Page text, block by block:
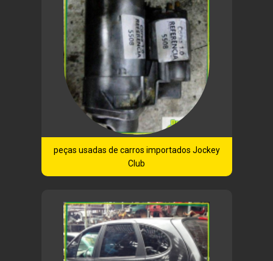
peças usadas de carros importados Jockey
Club